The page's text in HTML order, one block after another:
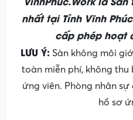
nhất tại Tỉnh Vĩnh
cấp phép hoạt
LƯU Ý: Sàn không môi
toàn miễn phí, không thu
ứng viên. Phòng nhân
hồ sơ